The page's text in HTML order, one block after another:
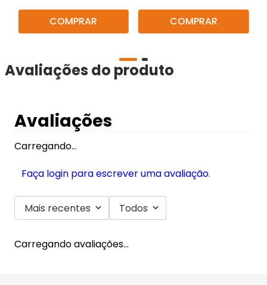
COMPRAR
KIT C/3
COMPRAR
Avaliações do produto
Avaliações
Carregando…
Faça login para escrever uma avaliação.
Mais recentes Todos
Carregando avaliações…